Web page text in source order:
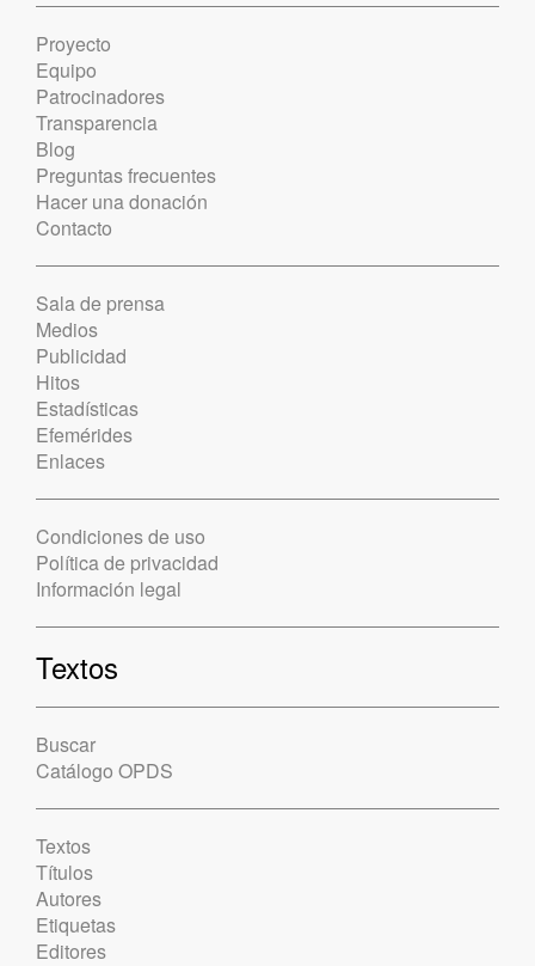
Proyecto
Equipo
Patrocinadores
Transparencia
Blog
Preguntas frecuentes
Hacer una donación
Contacto
Sala de prensa
Medios
Publicidad
Hitos
Estadísticas
Efemérides
Enlaces
Condiciones de uso
Política de privacidad
Información legal
Textos
Buscar
Catálogo OPDS
Textos
Títulos
Autores
Etiquetas
Editores